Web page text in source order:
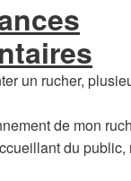
un rucher,
de mon
du public,